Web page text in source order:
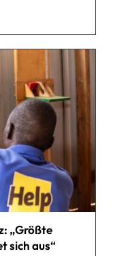
„Größte
sich aus“